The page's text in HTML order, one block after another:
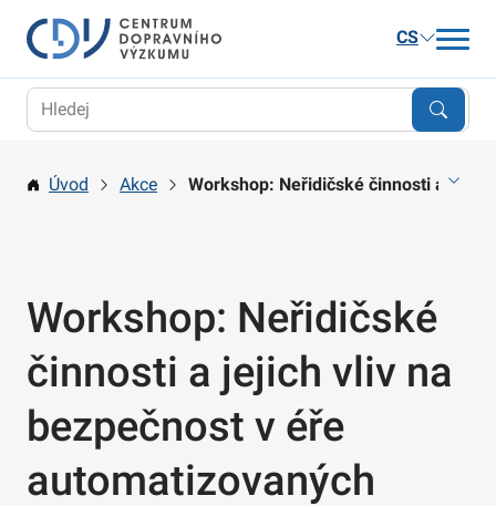
CS
Aktuality
Úvod Akce Workshop: Neřidičské činnosti a
Workshop: Neřidičské
činnosti a jejich vliv na
bezpečnost v éře
automatizovaných